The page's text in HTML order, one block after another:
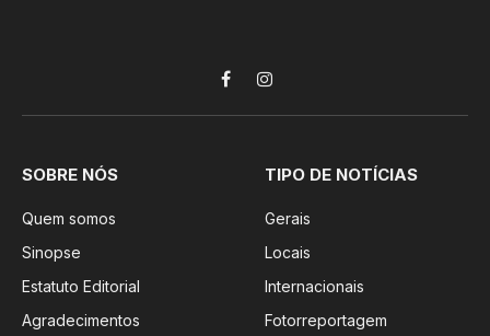
FacebookInstagram
SOBRE NÓS
Quem somos
Sinopse
Estatuto Editorial
Agradecimentos
TIPO DE NOTÍCIAS
Gerais
Locais
Internacionais
Fotorreportagem